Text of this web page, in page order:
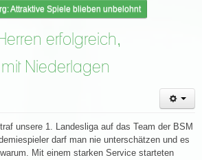
Attraktive Spiele blieben unbelohnt
erfolgreich,
Niederlagen
unsere 1. Landesliga auf das Team der BSM
darf man nie unterschätzen und es
Mit einem starken Service starteten